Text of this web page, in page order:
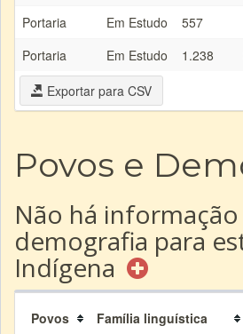
Portaria
Em Estudo 557
Portaria
Em Estudo 1.238
Exportar para CSV
Povos e
Não há
demografia para
Indígena
Povos Família linguística